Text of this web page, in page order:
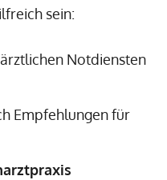
sein:
Notdiensten
Empfehlungen für